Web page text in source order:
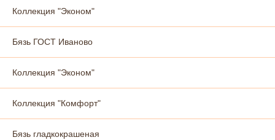
Коллекция "Эконом"
Бязь ГОСТ Иваново
Коллекция "Эконом"
Коллекция "Комфорт"
Бязь гладкокрашеная